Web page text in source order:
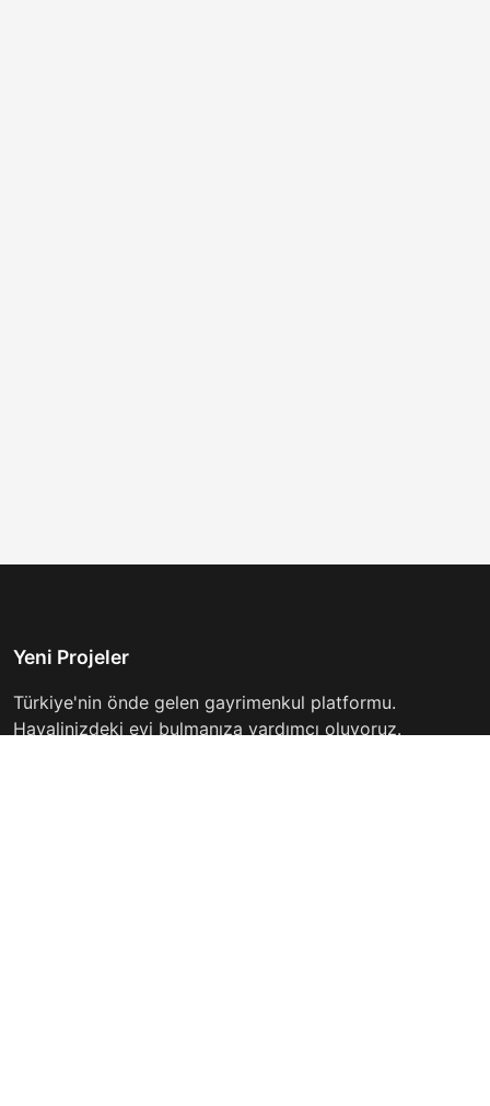
Yeni Projeler
Türkiye'nin önde gelen gayrimenkul platformu.
Hayalinizdeki evi bulmanıza yardımcı oluyoruz.